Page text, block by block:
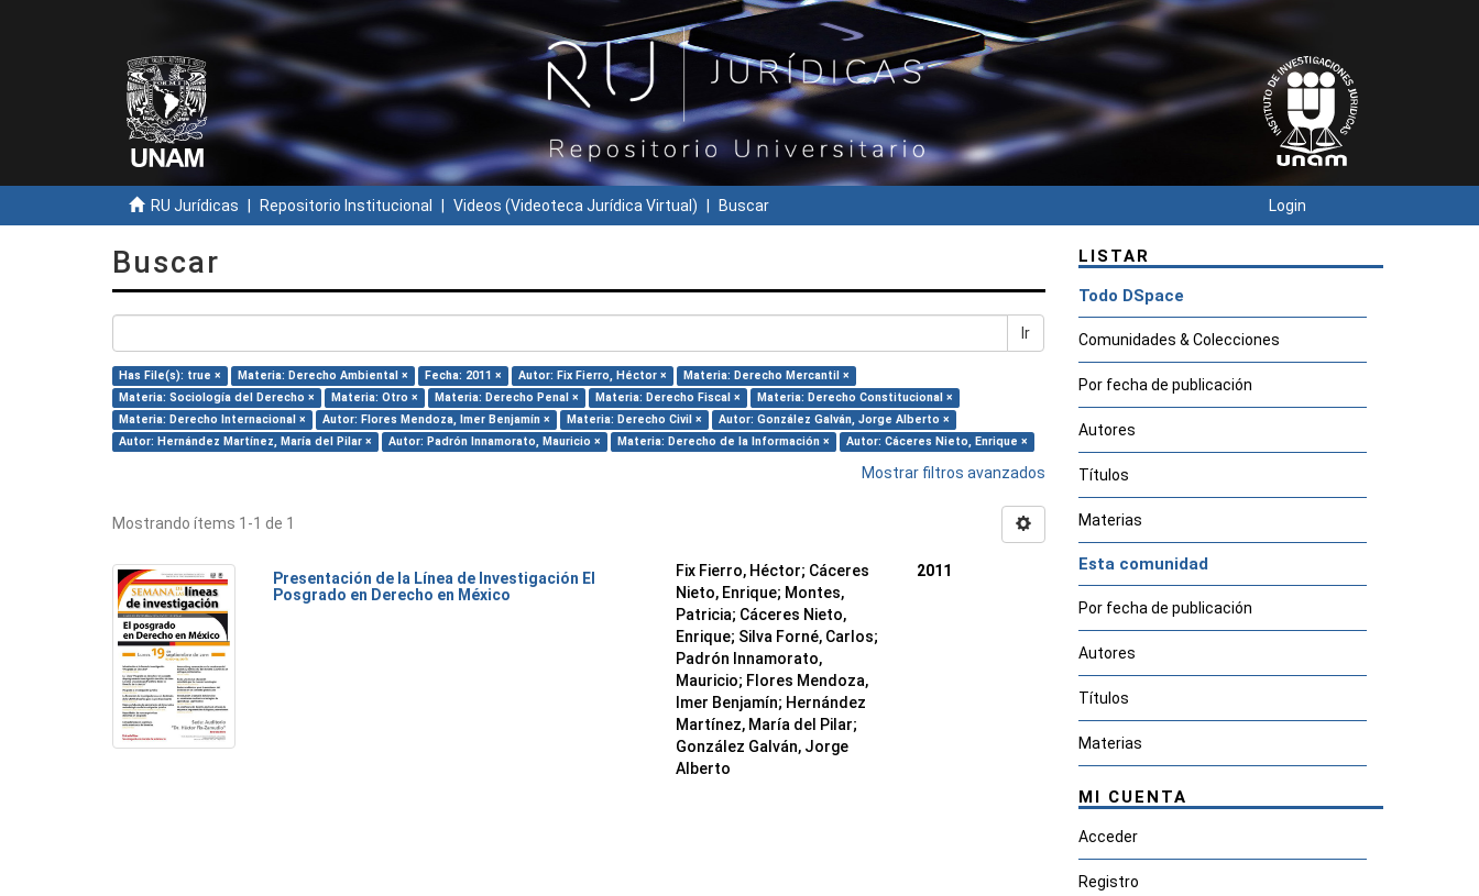
RU Jurídicas Repositorio Institucional Videos (Videoteca Jurídica Virtual) Buscar Login
Buscar
Ir
Has File(s): true × Materia: Derecho Ambiental × Fecha: 2011 × Autor: Fix Fierro, Héctor ×
Materia: Derecho Mercantil ×
Materia: Sociología del Derecho ×
Materia: Otro × Materia: Derecho Penal × Materia: Derecho Fiscal ×
Materia: Derecho Constitucional ×
Materia: Derecho Internacional ×
Autor: Flores Mendoza, Imer Benjamín × Materia: Derecho Civil ×
Autor: González Galván, Jorge Alberto ×
Autor: Hernández Martínez, María del Pilar ×
Autor: Padrón Innamorato, Mauricio × Materia: Derecho de la Información × Autor: Cáceres Nieto, Enrique ×
Mostrar filtros avanzados
Mostrando ítems 1-1 de 1
Presentación de la Línea de Investigación El
Posgrado en Derecho en México
Fix Fierro, Héctor; Cáceres
Nieto, Enrique; Montes,
Patricia; Cáceres Nieto,
Enrique; Silva Forné, Carlos;
Padrón Innamorato,
Mauricio; Flores Mendoza,
Imer Benjamín; Hernández
Martínez, María del Pilar;
González Galván, Jorge
Alberto
2011
LISTAR
Todo DSpace
Comunidades & Colecciones
Por fecha de publicación
Autores
Títulos
Materias
Esta comunidad
Por fecha de publicación
Autores
Títulos
Materias
MI CUENTA
Acceder
Registro